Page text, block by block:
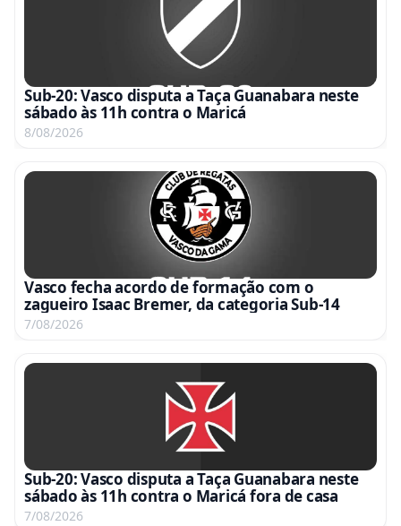
Sub-20: Vasco disputa a Taça Guanabara neste
sábado às 11h contra o Maricá
8/08/2026
Vasco fecha acordo de formação com o
zagueiro Isaac Bremer, da categoria Sub-14
7/08/2026
Sub-20: Vasco disputa a Taça Guanabara neste
sábado às 11h contra o Maricá fora de casa
7/08/2026